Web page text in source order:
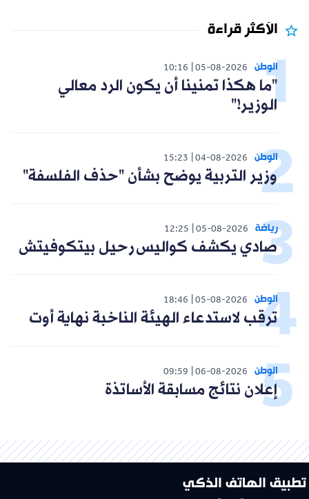
الأكثر قراءة
الوطن 05-08-2026
10:16
"ما هكذا تمنينا أن يكون الرد معالي
الوزير!"
الوطن 04-08-2026
15:23
وزير التربية يوضح بشأن "حذف الفلسفة"
رياضة 05-08-2026
12:25
صادي يكشف كواليس رحيل بيتكوفيتش
الوطن 05-08-2026
18:46
ترقب لاستدعاء الهيئة الناخبة نهاية أوت
الوطن 06-08-2026
09:59
إعلان نتائج مسابقة الأساتذة
تطبيق الهاتف الذكي